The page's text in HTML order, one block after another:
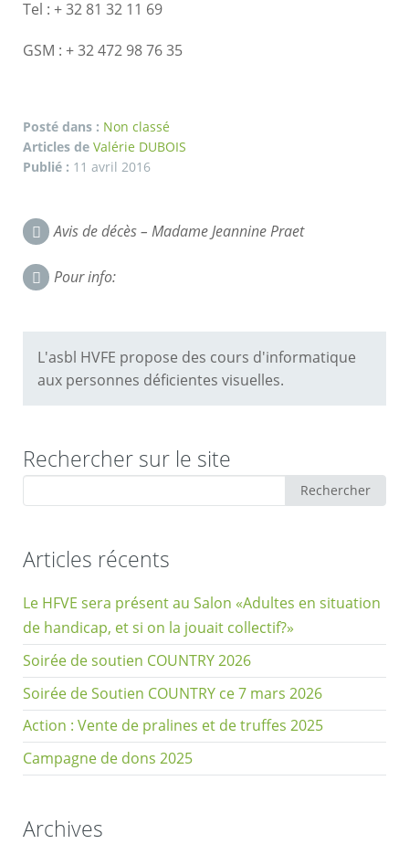
Tel : + 32 81 32 11 69
GSM : + 32 472 98 76 35
Posté dans : Non classé
Articles de Valérie DUBOIS
Publié : 11 avril 2016
Navigation
dans
les
Avis de décès – Madame Jeannine Praet
Pour info:
L'asbl HVFE propose des cours d'informatique
aux personnes déficientes visuelles.
Rechercher sur le site
:
Rechercher
Articles récents
Le HFVE sera présent au Salon «Adultes en situation
de handicap, et si on la jouait collectif?»
Soirée de soutien COUNTRY 2026
Soirée de Soutien COUNTRY ce 7 mars 2026
Action : Vente de pralines et de truffes 2025
Campagne de dons 2025
Archives